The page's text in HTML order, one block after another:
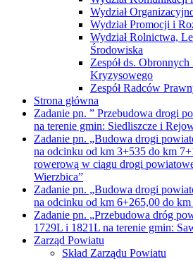
Wydział
Wydział Promocji i
Wydział Rolnictwa,
Środowiska
Zespół ds.
Kryzysowego
Zespół Radców
Strona główna
Zadanie pn. ” Przebudowa drogi
na terenie gmin: Siedliszcze i
Zadanie pn. „Budowa drogi
na odcinku od km 3+535 do km
rowerową w ciągu drogi
Wierzbica”
Zadanie pn. „Budowa drogi
na odcinku od km 6+265,00 do
Zadanie pn. „Przebudowa dróg
1729L i 1821L na terenie gmin:
Zarząd Powiatu
Skład Zarządu Powiatu